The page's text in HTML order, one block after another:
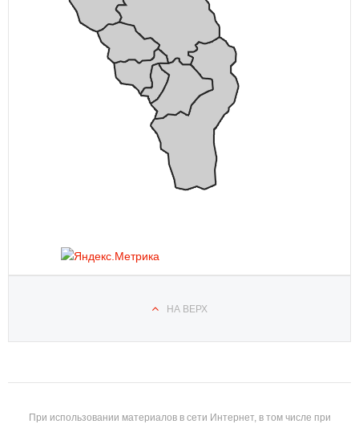
НА ВЕРХ
При использовании материалов в сети Интернет, в том числе при